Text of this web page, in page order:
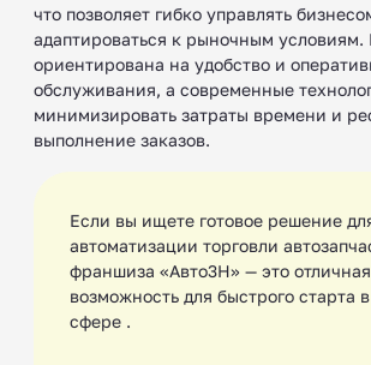
что позволяет гибко управлять
адаптироваться к рыночным
ориентирована на удобство и
обслуживания, а современные
минимизировать затраты времени и
выполнение заказов.
Если вы ищете готовое решение
автоматизации торговли
франшиза «Авто3Н» — это отличная
возможность для быстрого старта
сфере .